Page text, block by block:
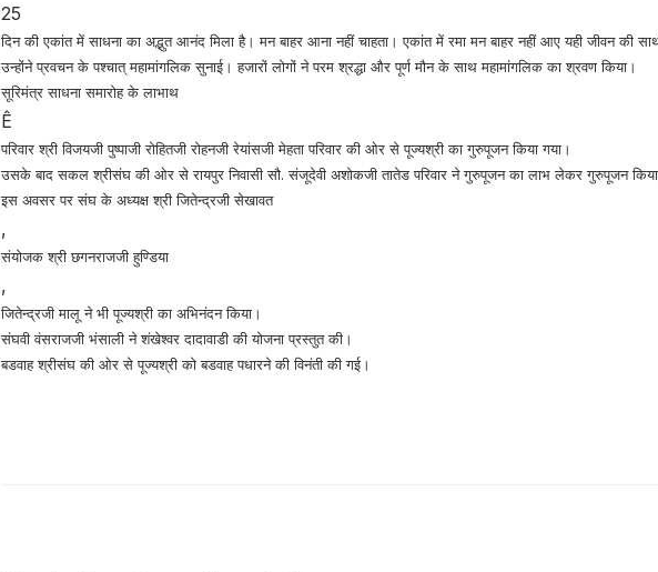
25
दिन की एकांत में साधना का अद्भुत आनंद मिला है। मन बाहर आना नहीं चाहता। एकांत में रमा मन बाहर नहीं आए यही जीवन की
उन्होंने प्रवचन के पश्चात् महामांगलिक सुनाई। हजारों लोगों ने परम श्रद्धा और पूर्ण मौन के साथ महामांगलिक का श्रवण किया।
सूरिमंत्र साधना समारोह के लाभाथ
Ê
परिवार श्री विजयजी पुष्पाजी रोहितजी रोहनजी रेयांसजी मेहता परिवार की ओर से पूज्यश्री का गुरुपूजन किया गया।
उसके बाद सकल श्रीसंघ की ओर से रायपुर निवासी सौ. संजूदेवी अशोकजी तातेड परिवार ने गुरुपूजन का लाभ लेकर गुरुपूजन
इस अवसर पर संघ के अध्यक्ष श्री जितेन्द्रजी सेखावत
,
संयोजक श्री छगनराजजी हुण्डिया
,
जितेन्द्रजी मालू ने भी पूज्यश्री का अभिनंदन किया।
संघवी वंसराजजी भंसाली ने शंखेश्वर दादावाडी की योजना प्रस्तुत की।
बडवाह श्रीसंघ की ओर से पूज्यश्री को बडवाह पधारने की विनंती की गई।